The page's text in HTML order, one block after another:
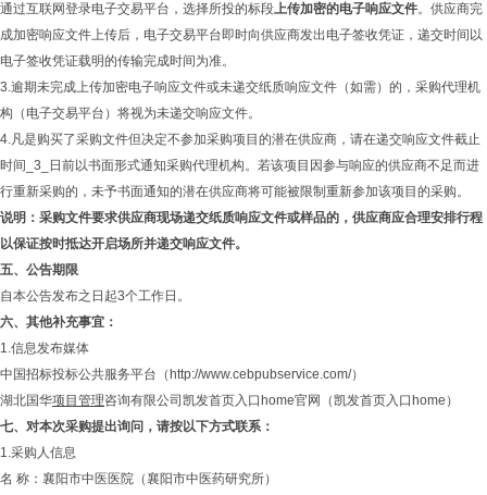
通过互联网登录电子交易平台，选择所投的标段上传加密的电子响应文件。供应商完
成加密响应文件上传后，电子交易平台即时向供应商发出电子签收凭证，递交时间以
电子签收凭证载明的传输完成时间为准。
3.逾期未完成上传加密电子响应文件或未递交纸质响应文件（如需）的，采购代理机
构（电子交易平台）将视为未递交响应文件。
4.凡是购买了采购文件但决定不参加采购项目的潜在供应商，请在递交响应文件截止
时间_3_日前以书面形式通知采购代理机构。若该项目因参与响应的供应商不足而进
行重新采购的，未予书面通知的潜在供应商将可能被限制重新参加该项目的采购。
说明 ： 采购文件要求供应商现场递交纸质响应文件或样品的， 供应商应合理安排行程
以保证按时抵达开启场所并递交响应文件。
五、 公告期限
自本公告发布之日起3个工作日。
六、 其他补充事宜：
1.信息发布媒体
中国招标投标公共服务平台（http://www.cebpubservice.com/）
湖北国华项目管理咨询有限公司凯发首页入口home官网（凯发首页入口home ）
七、 对本次采购提出询问，请按以下方式联系：
1.采购人信息
名 称：襄阳市中医医院（襄阳市中医药研究所）